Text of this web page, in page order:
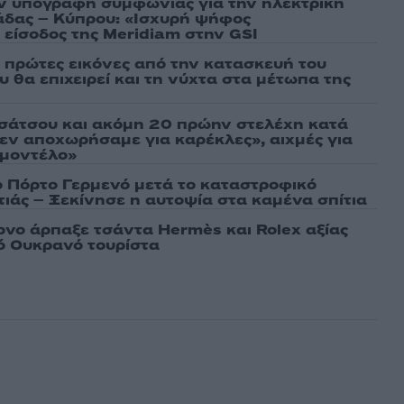
– Κύπρου: «Ισχυρή ψήφος
της Meridiam στην GSI
εικόνες από την κατασκευή του
επιχειρεί και τη νύχτα στα μέτωπα της
και ακόμη 20 πρώην στελέχη κατά
αποχωρήσαμε για καρέκλες», αιχμές για
Πόρτο Γερμενό μετά το καταστροφικό
– Ξεκίνησε η αυτοψία στα καμένα σπίτια
άρπαξε τσάντα Hermès και Rolex αξίας
τουρίστα